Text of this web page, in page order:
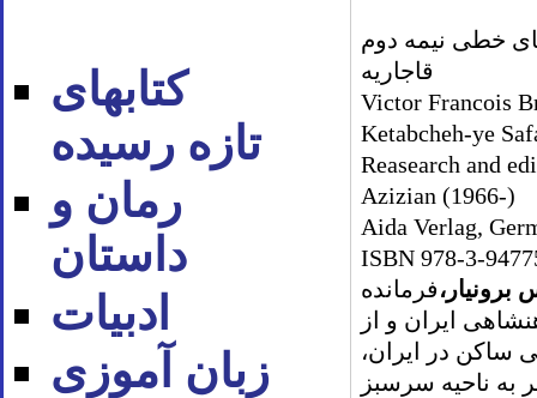
کتابهای
تازه رسیده
رمان و
داستان
ادبیات
زبان آموزی
خطی نیمه دوم
قاجاریه
Victor Francois
Ketabcheh-ye
Reasearch and
Azizian (1966-)
Aida Verlag,
ISBN 978-3-
فرمانده
ايران و از
ساكن در ايران،
به ناحيه سرسبز